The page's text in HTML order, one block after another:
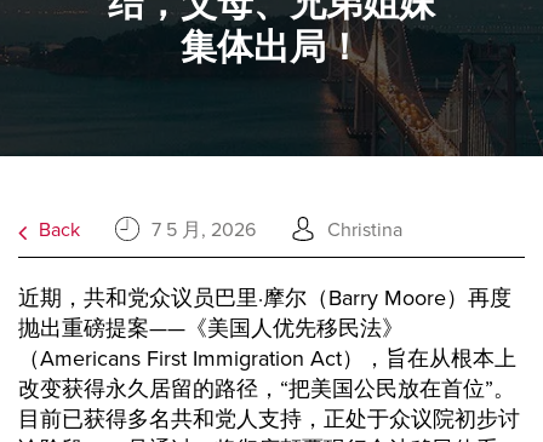
集体出局！
Back 7 5 月, 2026 Christina
近期，共和党众议员巴里·摩尔（Barry Moore）再度
抛出重磅提案——《美国人优先移民法》
（Americans First Immigration Act），旨在从根本上
改变获得永久居留的路径，“把美国公民放在首位”。
目前已获得多名共和党人支持，正处于众议院初步讨